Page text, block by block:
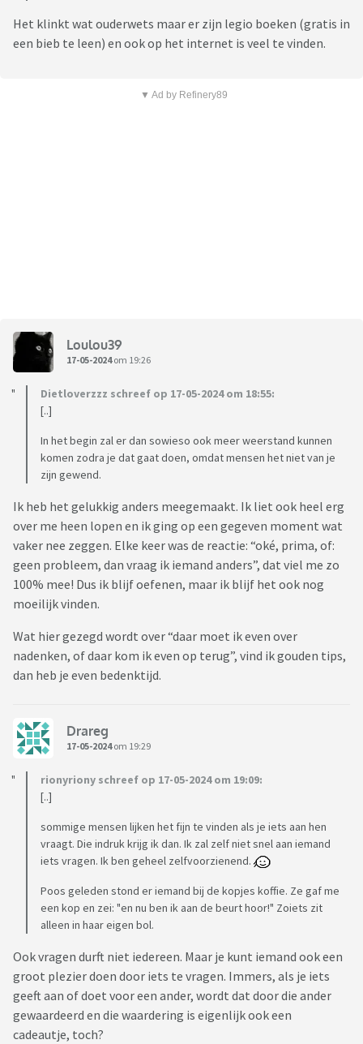
Het klinkt wat ouderwets maar er zijn legio boeken (gratis in
een bieb te leen) en ook op het internet is veel te vinden.
▼ Ad by Refinery89
Loulou39
17-05-2024om 19:26
Dietloverzzz schreef op 17-05-2024 om 18:55:
[..]
In het begin zal er dan sowieso ook meer weerstand kunnen
komen zodra je dat gaat doen, omdat mensen het niet van je
zijn gewend.
Ik heb het gelukkig anders meegemaakt. Ik liet ook heel erg
over me heen lopen en ik ging op een gegeven moment wat
vaker nee zeggen. Elke keer was de reactie: “oké, prima, of:
geen probleem, dan vraag ik iemand anders”, dat viel me zo
100% mee! Dus ik blijf oefenen, maar ik blijf het ook nog
moeilijk vinden.
Wat hier gezegd wordt over “daar moet ik even over
nadenken, of daar kom ik even op terug”, vind ik gouden tips,
dan heb je even bedenktijd.
Drareg
17-05-2024om 19:29
rionyriony schreef op 17-05-2024 om 19:09:
[..]
sommige mensen lijken het fijn te vinden als je iets aan hen
vraagt. Die indruk krijg ik dan. Ik zal zelf niet snel aan iemand
iets vragen. Ik ben geheel zelfvoorzienend.
Poos geleden stond er iemand bij de kopjes koffie. Ze gaf me
een kop en zei: "en nu ben ik aan de beurt hoor!" Zoiets zit
alleen in haar eigen bol.
Ook vragen durft niet iedereen. Maar je kunt iemand ook een
groot plezier doen door iets te vragen. Immers, als je iets
geeft aan of doet voor een ander, wordt dat door die ander
gewaardeerd en die waardering is eigenlijk ook een
cadeautje, toch?